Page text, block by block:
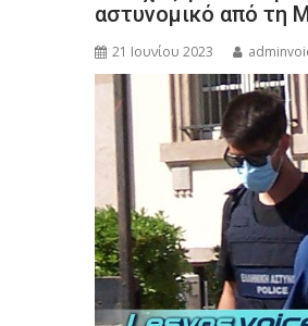
αστυνομικό από τη
21 Ιουνίου 2023